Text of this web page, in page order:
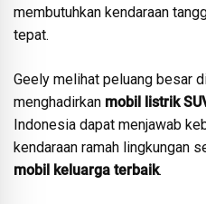
membutuhkan kendaraan
tepat.
Geely melihat peluang besar
menghadirkan mobil listrik
Indonesia dapat menjawab
kendaraan ramah lingkungan
mobil keluarga terbaik.